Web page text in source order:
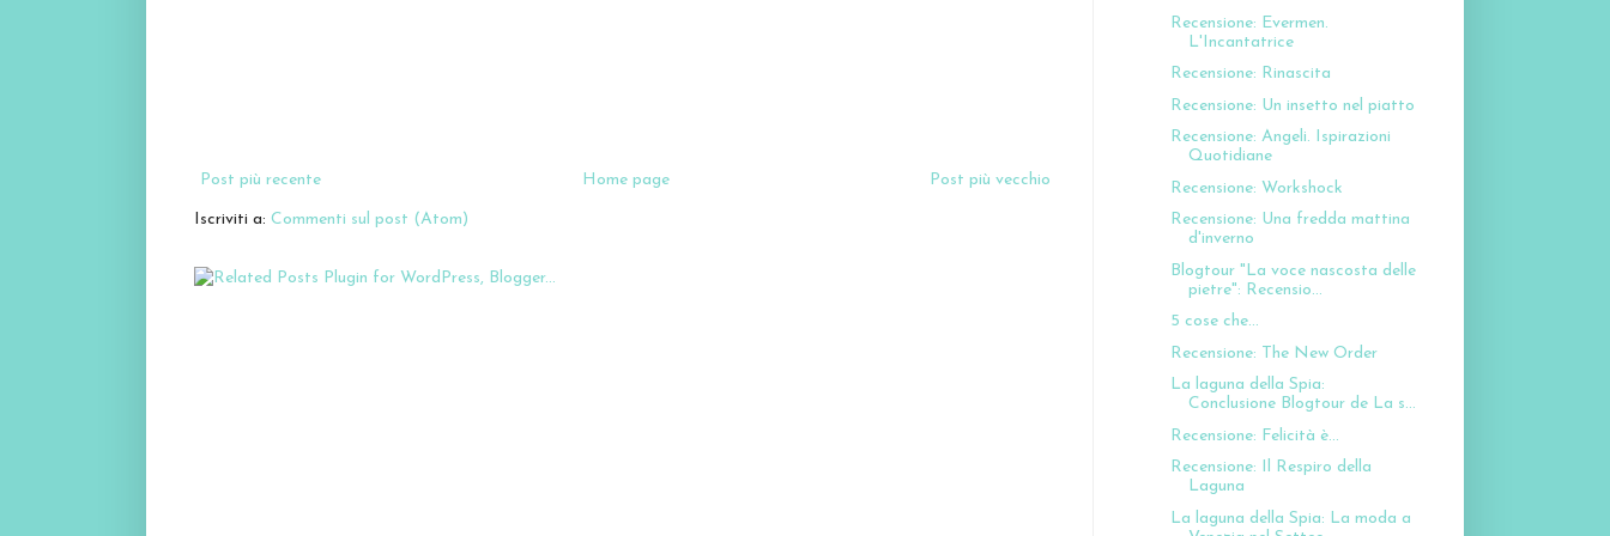
Post più recente Post più vecchio
Home page
Iscriviti a: Commenti sul post (Atom)
Recensione: Evermen.
L'Incantatrice
Recensione: Rinascita
Recensione: Un insetto nel piatto
Recensione: Angeli. Ispirazioni
Quotidiane
Recensione: Workshock
Recensione: Una fredda mattina
d'inverno
Blogtour "La voce nascosta delle
pietre": Recensio...
5 cose che...
Recensione: The New Order
La laguna della Spia:
Conclusione Blogtour de La s...
Recensione: Felicità è...
Recensione: Il Respiro della
Laguna
La laguna della Spia: La moda a